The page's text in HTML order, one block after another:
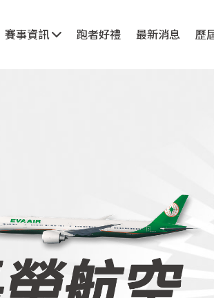
賽事資訊 跑者好禮 最新消息 歷
AIMS國際認證賽事之一，每年邀請海內